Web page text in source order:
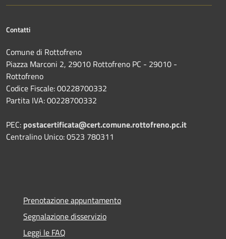
Contatti
Comune di Rottofreno
Piazza Marconi 2, 29010 Rottofreno PC - 29010 -
Rottofreno
Codice Fiscale: 00228700332
Partita IVA: 00228700332
PEC: postacertificata@cert.comune.rottofreno.pc.it
Centralino Unico: 0523 780311
Prenotazione appuntamento
Segnalazione disservizio
Leggi le FAQ